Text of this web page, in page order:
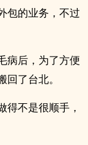
包的业务，不过
病后，为了方便
了台北。
得不是很顺手，